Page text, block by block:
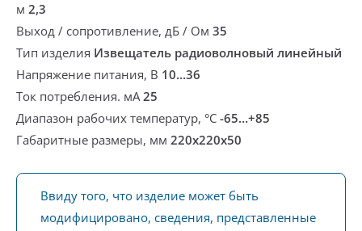
м 2,3
Выход / сопротивление, дБ / Ом 35
Тип изделия Извещатель радиоволновый линейный
Напряжение питания, В 10...36
Ток потребления. мА25
Диапазон рабочих температур, °С -65…+85
Габаритные размеры, мм 220х220х50
Ввиду того, что изделие может быть
модифицировано, сведения, представленные